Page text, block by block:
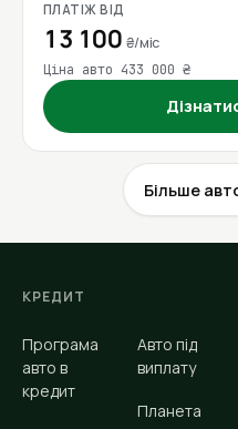
ПЛАТІЖ ВІД
13 100 ₴/міс
Ціна авто 433 000 ₴
Більше
КРЕДИТ
Програма
авто в
кредит
Авто під
виплату
Планета